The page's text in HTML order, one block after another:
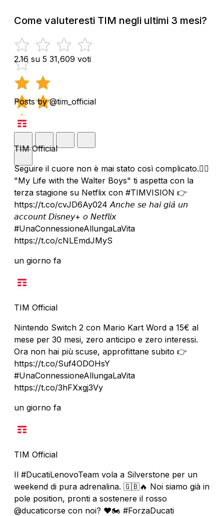
Come valuteresti TIM negli ultimi 3 mesi?
2.16 su 5 31,609 voti
Posts by @tim_official
TIM Official
Seguire il cuore non è mai stato così complicato.❤️‍🔥
"My Life with the Walter Boys" ti aspetta con la
terza stagione su Netflix con #TIMVISION 👉
https://t.co/cvJD6Ay024 𝘈𝘯𝘤𝘩𝘦 𝘴𝘦 𝘩𝘢𝘪 𝘨𝘪𝘢̀ 𝘶𝘯
𝘢𝘤𝘤𝘰𝘶𝘯𝘵 𝘋𝘪𝘴𝘯𝘦𝘺+ 𝘰 𝘕𝘦𝘵𝘧𝘭𝘪𝘹
#UnaConnessioneAllungaLaVita
https://t.co/cNLEmdJMyS
un giorno fa
TIM Official
Nintendo Switch 2 con Mario Kart Word a 15€ al
mese per 30 mesi, zero anticipo e zero interessi.
Ora non hai più scuse, approfittane subito 👉
https://t.co/Suf4ODOHsY
#UnaConnessioneAllungaLaVita
https://t.co/3hFXxgj3Vy
un giorno fa
TIM Official
Il #DucatiLenovoTeam vola a Silverstone per un
weekend di pura adrenalina. 🇬🇧🔥 Noi siamo già in
pole position, pronti a sostenere il rosso
@ducaticorse con noi? ❤️🏍️ #ForzaDucati